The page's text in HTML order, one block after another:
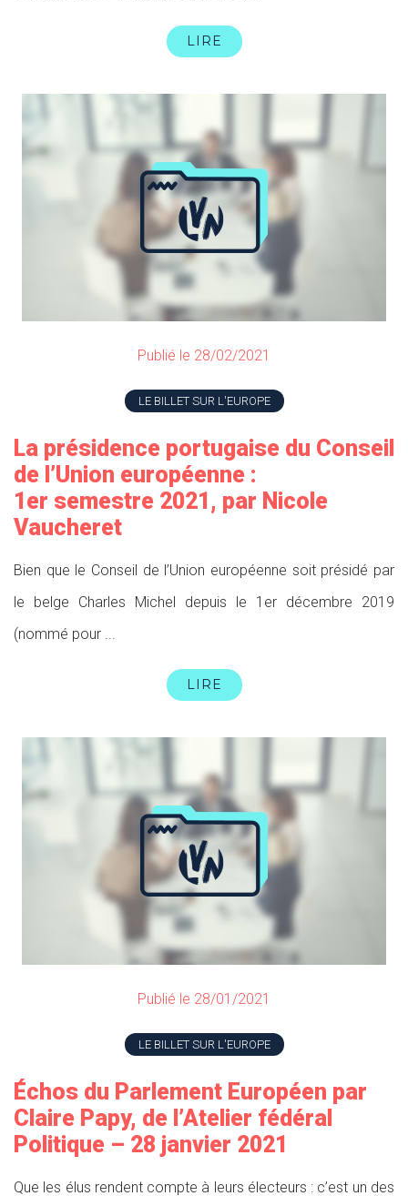
LIRE
Publié le 28/02/2021
LE BILLET SUR L'EUROPE
La présidence portugaise du Conseil
de l’Union européenne :
1er semestre 2021, par Nicole
Vaucheret
Bien que le Conseil de l’Union européenne soit présidé par
le belge Charles Michel depuis le 1er décembre 2019
(nommé pour ...
LIRE
Publié le 28/01/2021
LE BILLET SUR L'EUROPE
Échos du Parlement Européen par
Claire Papy, de l’Atelier fédéral
Politique – 28 janvier 2021
Que les élus rendent compte à leurs électeurs : c’est un des